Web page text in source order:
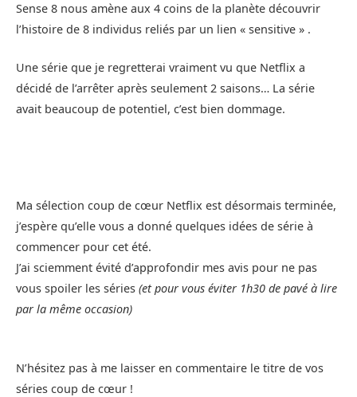
Sense 8 nous amène aux 4 coins de la planète découvrir
l’histoire de 8 individus reliés par un lien « sensitive » .
Une série que je regretterai vraiment vu que Netflix a
décidé de l’arrêter après seulement 2 saisons… La série
avait beaucoup de potentiel, c’est bien dommage.
Ma sélection coup de cœur Netflix est désormais terminée,
j’espère qu’elle vous a donné quelques idées de série à
commencer pour cet été.
J’ai sciemment évité d’approfondir mes avis pour ne pas
vous spoiler les séries (et pour vous éviter 1h30 de pavé à lire
par la même occasion)
N’hésitez pas à me laisser en commentaire le titre de vos
séries coup de cœur !